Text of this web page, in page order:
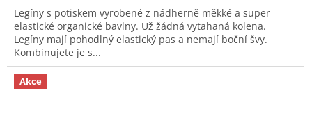
Legíny s potiskem vyrobené z nádherně měkké a super
elastické organické bavlny. Už žádná vytahaná kolena.
Legíny mají pohodlný elastický pas a nemají boční švy.
Kombinujete je s...
Akce